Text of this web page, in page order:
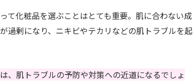
て化粧品を選ぶことはとても重要。肌に合わない成
過剰になり、ニキビやテカリなどの肌トラブルを起
、肌トラブルの予防や対策への近道になるでしょ